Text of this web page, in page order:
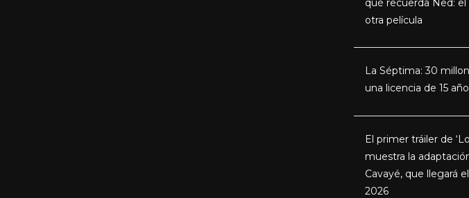
qué recuerda Ned:
otra película
La Séptima: 30
una licencia de 15
El primer tráiler de
muestra la
Cavayé, que llegará
2026